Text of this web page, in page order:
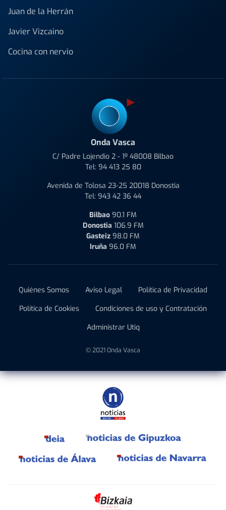
Juan de la Herrán
Javier Vizcaino
Cocina con nervio
Onda Vasca
C/ Padre Lojendio 2 - 1º 48008 Bilbao
Tel: 94 413 25 80
Avenida de Tolosa 23-25 20018 Donostia
Tel: 943 42 36 44
Bilbao 90.1 FM
Donostia 106.9 FM
Gasteiz 98.0 FM
Iruña 96.0 FM
Quiénes Somos Aviso Legal
Política de Privacidad
Política de Cookies
Condiciones de uso y Contratación
Administrar Utiq
© 2021 Onda Vasca